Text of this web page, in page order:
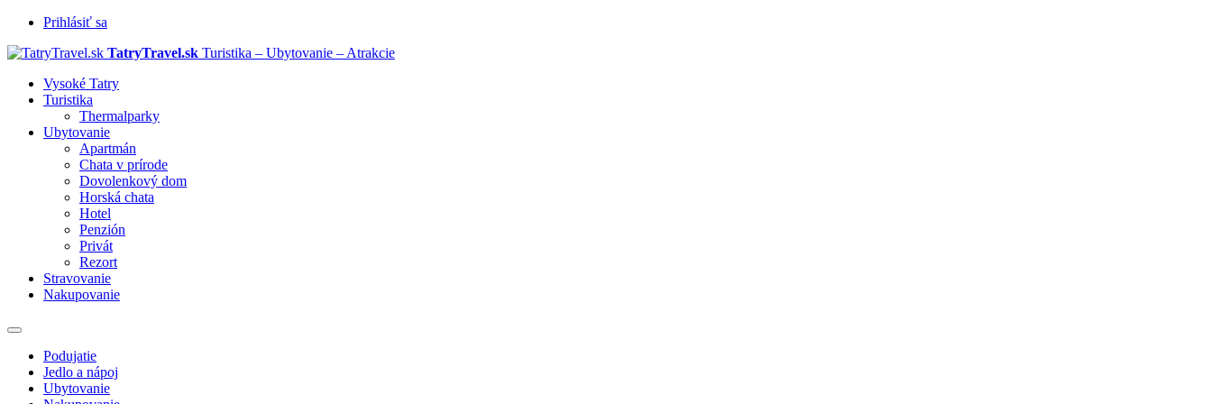
Prihlásiť sa
TatryTravel.sk Turistika – Ubytovanie – Atrakcie
Vysoké Tatry
Turistika
Thermalparky
Ubytovanie
Apartmán
Chata v prírode
Dovolenkový dom
Horská chata
Hotel
Penzión
Privát
Rezort
Stravovanie
Nakupovanie
Prepnúť
navigáciuPodujatie
Jedlo a nápoj
Ubytovanie